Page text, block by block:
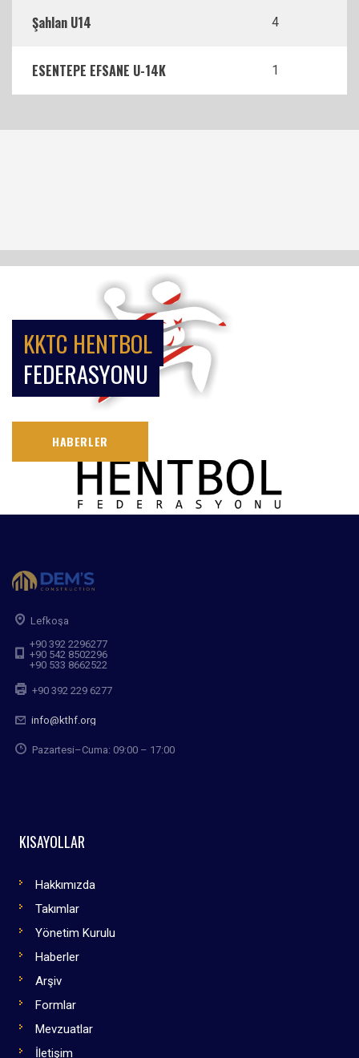
Şahlan U14 4
ESENTEPE EFSANE U-14K 1
KKTC HENTBOL
FEDERASYONU
HABERLER
Lefkoşa
+90 392 2296277
+90 542 8502296
+90 533 8662522
+90 392 229 6277
info@kthf.org
Pazartesi–Cuma: 09:00 – 17:00
KISAYOLLAR
Hakkımızda
Takımlar
Yönetim Kurulu
Haberler
Arşiv
Formlar
Mevzuatlar
İletişim